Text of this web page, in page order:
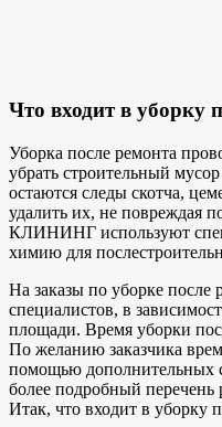
Что входит в уборку
Уборка после ремонта
убрать строительный
остаются следы скотча,
удалить их, не повреждая
КЛИНИНГ используют
химию для
На заказы по уборке после
специалистов, в
площади. Время уборки
По желанию заказчика
помощью дополнительных
более подробный перечень
Итак, что входит в уборку